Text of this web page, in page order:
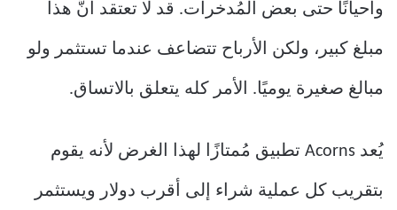
وأحيانًا حتى بعض المُدخرات. قد لا تعتقد أنَّ هذا
مبلغ كبير، ولكن الأرباح تتضاعف عندما تستثمر ولو
مبالغ صغيرة يوميًا. الأمر كله يتعلق بالاتساق.
يُعد Acorns تطبيق مُمتازًا لهذا الغرض لأنه يقوم
بتقريب كل عملية شراء إلى أقرب دولار ويستثمر